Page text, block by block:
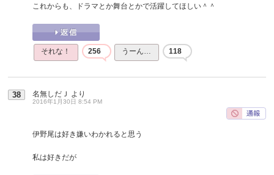
これからも、ドラマとか舞台とかで活躍してほしい＾＾
それな！ 256 うーん… 118
38 名無しだＪ より
2016年1月30日 8:54 PM
伊野尾は好き嫌いわかれると思う
私は好きだが